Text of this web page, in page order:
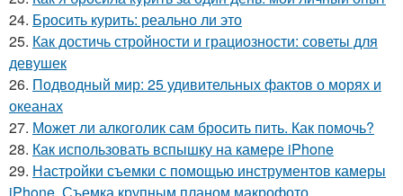
24. Бросить курить: реально ли это
25. Как достичь стройности и грациозности: советы для
девушек
26. Подводный мир: 25 удивительных фактов о морях и
океанах
27. Может ли алкоголик сам бросить пить. Как помочь?
28. Как использовать вспышку на камере iPhone
29. Настройки съемки с помощью инструментов камеры